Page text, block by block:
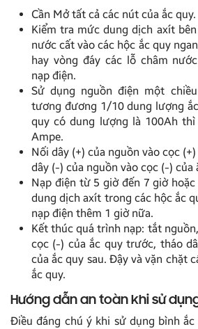
Cần Mở tất cả các nút của ắc quy.
Kiểm tra mức dung dịch axít
nước cất vào các hộc ắc quy
hay vòng đáy các lỗ châm
nạp điện.
Sử dụng nguồn điện một
tương đương 1/10 dung lượng
quy có dung lượng là 100Ah
Ampe.
Nối dây (+) của nguồn vào cọc
dây (-) của nguồn vào cọc (-) của
Nạp điện từ 5 giờ đến 7 giờ
dung dịch axít trong các hộc ắc
nạp điện thêm 1 giờ nữa.
Kết thúc quá trình nạp: tắt
cọc (-) của ắc quy trước, tháo
của ắc quy sau. Đậy và vặn chặt
ắc quy.
Hướng dẫn an toàn khi sử
Điều đáng chú ý khi sử dụng bình